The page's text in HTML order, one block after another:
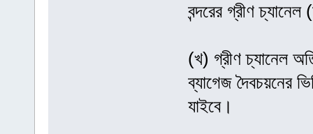
বন্দরের গ্রীণ
(খ) গ্রীণ চ্যানেল
ব্যাগেজ দৈবচয়নের
যাইবে।